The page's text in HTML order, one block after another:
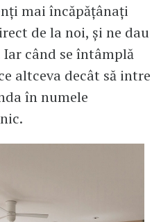
mai încăpățânați
de la noi, și ne dau
când se întâmplă
altceva decât să intre
în numele